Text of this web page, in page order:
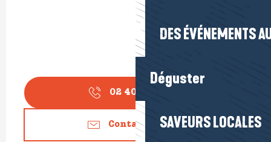
DES ÉVÉNEMENTS
Déguster
SAVEURS LOCALES
02 40 24 34
Contactez-nous